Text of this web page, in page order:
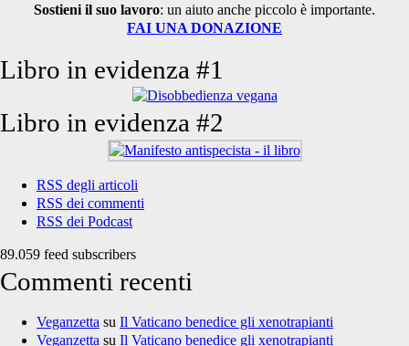
Sostieni il suo lavoro: un aiuto anche piccolo è importante.
FAI UNA DONAZIONE
Libro in evidenza #1
Libro in evidenza #2
RSS degli articoli
RSS dei commenti
RSS dei Podcast
89.059 feed subscribers
Commenti recenti
Veganzetta su Il Vaticano benedice gli xenotrapianti
Veganzetta su Il Vaticano benedice gli xenotrapianti